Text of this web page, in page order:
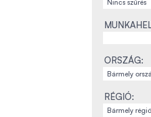
ORSZÁG:
RÉGIÓ: